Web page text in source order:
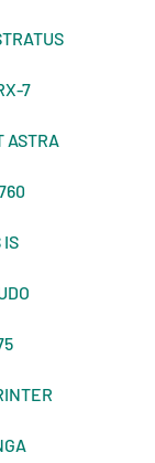
7
ASTRA